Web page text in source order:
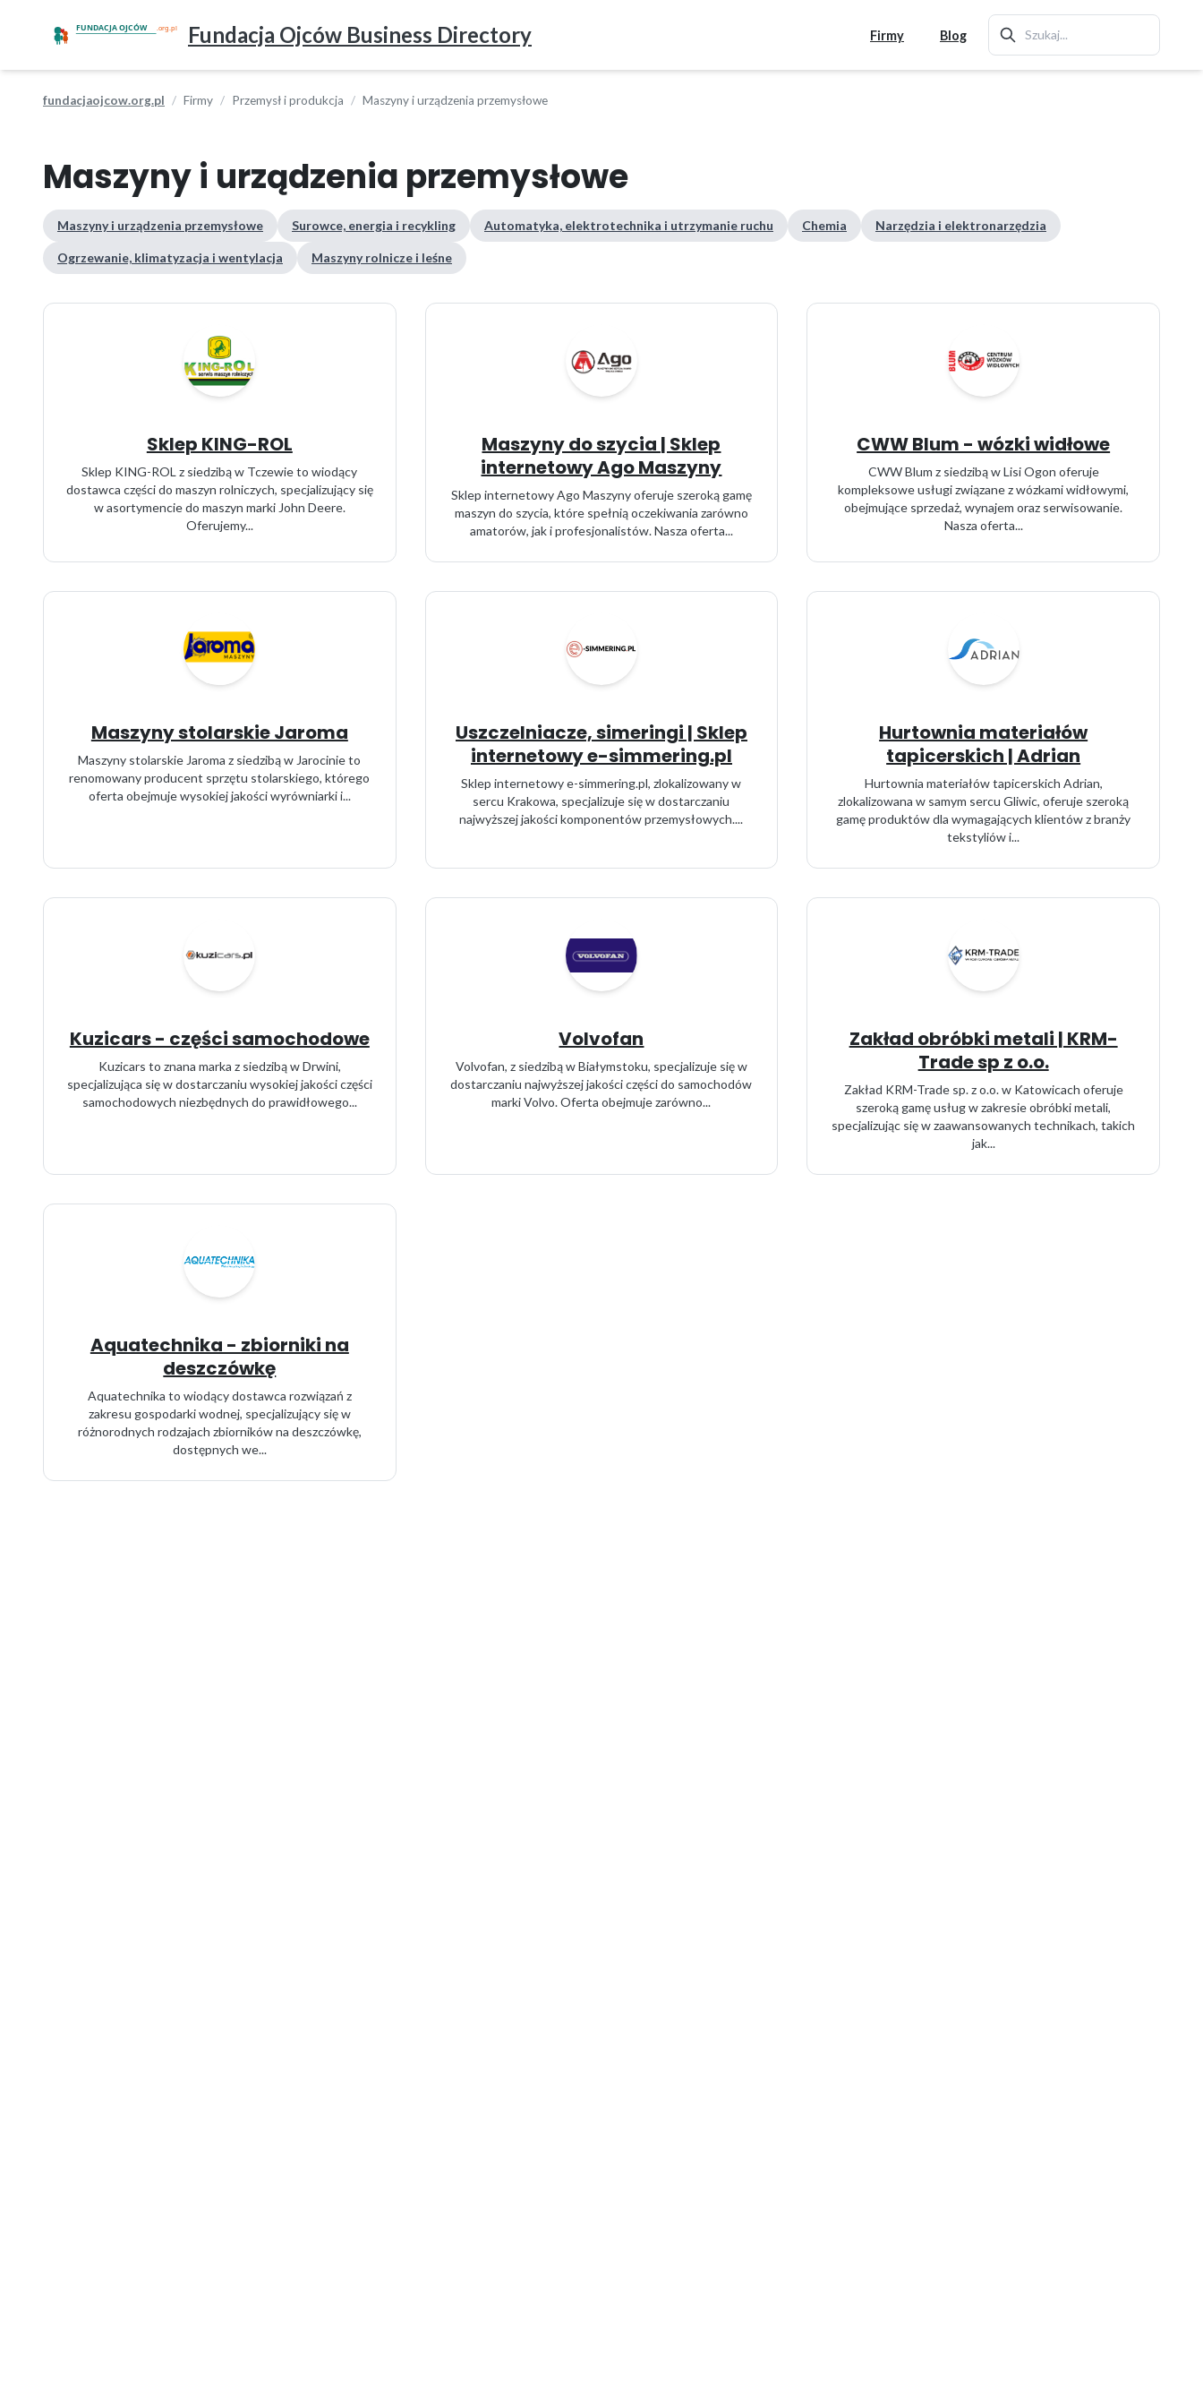
Fundacja Ojców Business Directory Firmy Blog
fundacjaojcow.org.pl Firmy Przemysł i produkcja Maszyny i urządzenia przemysłowe
Maszyny i urządzenia przemysłowe
Maszyny i urządzenia przemysłowe Surowce, energia i recykling Automatyka, elektrotechnika i utrzymanie ruchu Chemia Narzędzia i elektronarzędzia
Ogrzewanie, klimatyzacja i wentylacja Maszyny rolnicze i leśne
Sklep KING-ROL
Sklep KING-ROL z siedzibą w Tczewie to wiodący
dostawca części do maszyn rolniczych, specjalizujący się
w asortymencie do maszyn marki John Deere.
Oferujemy...
Maszyny do szycia | Sklep
internetowy Ago Maszyny
Sklep internetowy Ago Maszyny oferuje szeroką gamę
maszyn do szycia, które spełnią oczekiwania zarówno
amatorów, jak i profesjonalistów. Nasza oferta...
CWW Blum - wózki widłowe
CWW Blum z siedzibą w Lisi Ogon oferuje
kompleksowe usługi związane z wózkami widłowymi,
obejmujące sprzedaż, wynajem oraz serwisowanie.
Nasza oferta...
Maszyny stolarskie Jaroma
Maszyny stolarskie Jaroma z siedzibą w Jarocinie to
renomowany producent sprzętu stolarskiego, którego
oferta obejmuje wysokiej jakości wyrówniarki i...
Uszczelniacze, simeringi | Sklep
internetowy e-simmering.pl
Sklep internetowy e-simmering.pl, zlokalizowany w
sercu Krakowa, specjalizuje się w dostarczaniu
najwyższej jakości komponentów przemysłowych....
Hurtownia materiałów
tapicerskich | Adrian
Hurtownia materiałów tapicerskich Adrian,
zlokalizowana w samym sercu Gliwic, oferuje szeroką
gamę produktów dla wymagających klientów z branży
tekstyliów i...
Kuzicars - części samochodowe
Kuzicars to znana marka z siedzibą w Drwini,
specjalizująca się w dostarczaniu wysokiej jakości części
samochodowych niezbędnych do prawidłowego...
Volvofan
Volvofan, z siedzibą w Białymstoku, specjalizuje się w
dostarczaniu najwyższej jakości części do samochodów
marki Volvo. Oferta obejmuje zarówno...
Zakład obróbki metali | KRM-
Trade sp z o.o.
Zakład KRM-Trade sp. z o.o. w Katowicach oferuje
szeroką gamę usług w zakresie obróbki metali,
specjalizując się w zaawansowanych technikach, takich
jak...
Aquatechnika - zbiorniki na
deszczówkę
Aquatechnika to wiodący dostawca rozwiązań z
zakresu gospodarki wodnej, specjalizujący się w
różnorodnych rodzajach zbiorników na deszczówkę,
dostępnych we...